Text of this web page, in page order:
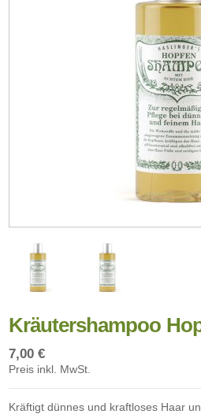
Kräutershampoo
7,00 €
Preis inkl. MwSt.
Kräftigt dünnes und kraftloses Haar